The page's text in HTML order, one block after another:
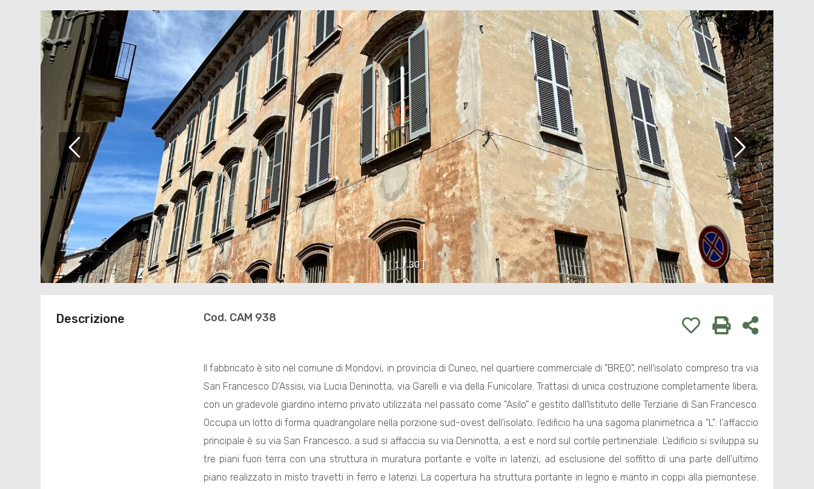
1 / 30 ]
Descrizione Cod. CAM 938
Il fabbricato è sito nel comune di Mondovi, in provincia di Cuneo, nel quartiere commerciale di "BREO", nell'isolato compreso tra via
San Francesco D'Assisi, via Lucia Deninotta, via Garelli e via della Funicolare. Trattasi di unica costruzione completamente libera,
con un gradevole giardino interno privato utilizzata nel passato come "Asilo" e gestito dall'Istituto delle Terziarie di San Francesco.
Occupa un lotto di forma quadrangolare nella porzione sud-ovest dell'isolato; l'edificio ha una sagoma planimetrica a "L": l'affaccio
principale è su via San Francesco, a sud si affaccia su via Deninotta, a est e nord sul cortile pertinenziale. L'edificio si sviluppa su
tre piani fuori terra con una struttura in muratura portante e volte in laterizi, ad esclusione del soffitto di una parte dell'ultimo
piano realizzato in misto travetti in ferro e laterizi. La copertura ha struttura portante in legno e manto in coppi alla piemontese.